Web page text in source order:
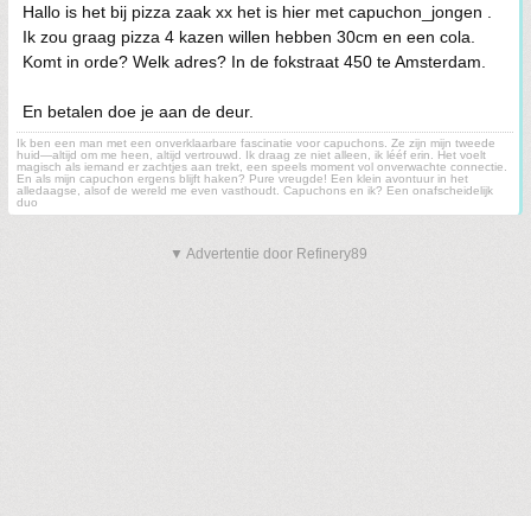
Hallo is het bij pizza zaak xx het is hier met capuchon_jongen .
Ik zou graag pizza 4 kazen willen hebben 30cm en een cola.
Komt in orde? Welk adres? In de fokstraat 450 te Amsterdam.
En betalen doe je aan de deur.
Ik ben een man met een onverklaarbare fascinatie voor capuchons. Ze zijn mijn tweede
huid—altijd om me heen, altijd vertrouwd. Ik draag ze niet alleen, ik lééf erin. Het voelt
magisch als iemand er zachtjes aan trekt, een speels moment vol onverwachte connectie.
En als mijn capuchon ergens blijft haken? Pure vreugde! Een klein avontuur in het
alledaagse, alsof de wereld me even vasthoudt. Capuchons en ik? Een onafscheidelijk
duo
▼ Advertentie door Refinery89